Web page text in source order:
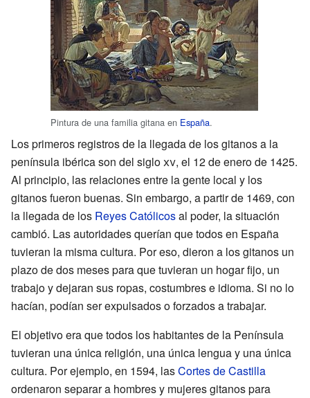
Pintura de una familia gitana en España.
Los primeros registros de la llegada de los gitanos a la
península ibérica son del sigloxv, el 12 de enero de 1425.
Al principio, las relaciones entre la gente local y los
gitanos fueron buenas. Sin embargo, a partir de 1469, con
la llegada de los Reyes Católicosal poder, la situación
cambió. Las autoridades querían que todos en España
tuvieran la misma cultura. Por eso, dieron a los gitanos un
plazo de dos meses para que tuvieran un hogar fijo, un
trabajo y dejaran sus ropas, costumbres e idioma. Si no lo
hacían, podían ser expulsados o forzados a trabajar.
El objetivo era que todos los habitantes de la Península
tuvieran una única religión, una única lengua y una única
cultura. Por ejemplo, en 1594, lasCortes de Castilla
ordenaron separar a hombres y mujeres gitanos para